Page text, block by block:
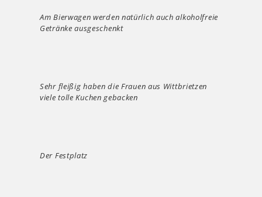
Am Bierwagen werden natürlich auch alkoholfreie
Getränke ausgeschenkt
Sehr fleißig haben die Frauen aus Wittbrietzen
viele tolle Kuchen gebacken
Der Festplatz